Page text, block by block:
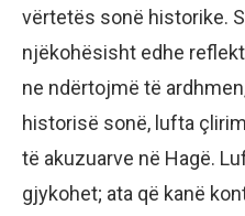
vërtetës sonë historike.
njëkohësisht edhe
ne ndërtojmë të
historisë sonë, lufta
të akuzuarve në Hagë.
gjykohet; ata që kanë